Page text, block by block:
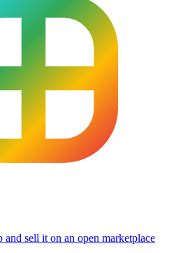
and sell it on an open marketplace